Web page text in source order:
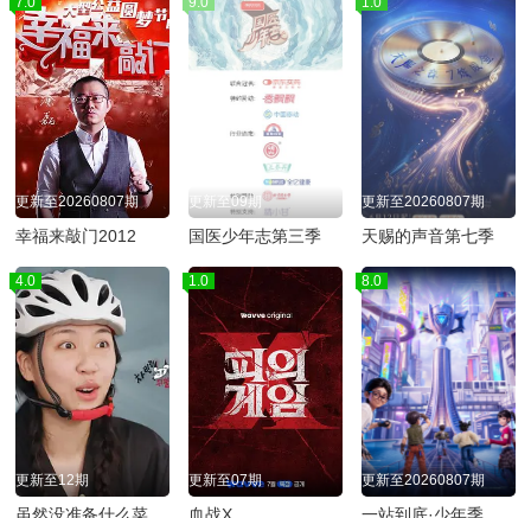
更新至20260807期
幸福来敲门2012
更新至09期
国医少年志第三季
更新至20260807期
天赐的声音第七季
4.0
更新至12期
1.0
更新至07期
8.0
更新至20260807期